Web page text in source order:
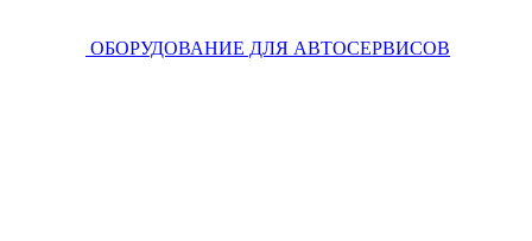
ОБОРУДОВАНИЕ ДЛЯ АВТОСЕРВИСОВ